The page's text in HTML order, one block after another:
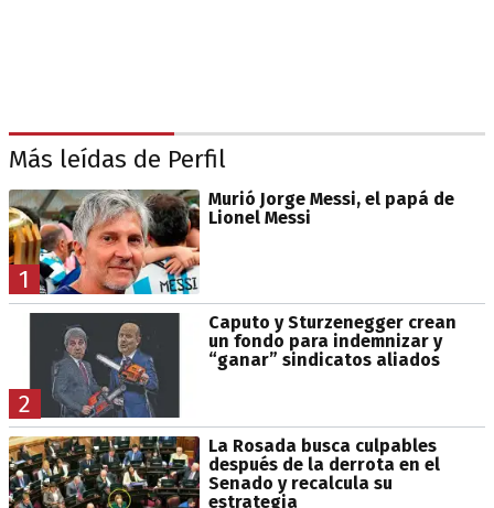
Más leídas de Perfil
1
Murió Jorge Messi, el papá de
Lionel Messi
2
Caputo y Sturzenegger crean
un fondo para indemnizar y
“ganar” sindicatos aliados
La Rosada busca culpables
después de la derrota en el
Senado y recalcula su
estrategia